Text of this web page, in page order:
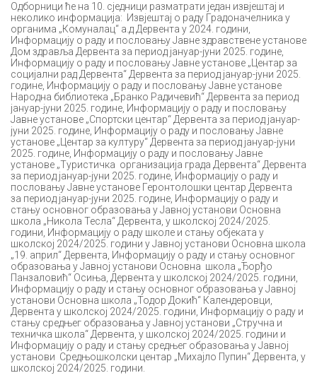
Одборници ће на 10. сједници разматрати један извјештај и
неколико информација: Извјештај о раду Градоначелника у
органима „Комуналац“ а.д Дервента у 2024. години,
Информацију о раду и пословању Јавне здравствене установе
Дом здравља Дервента за период јануар-јуни 2025. године,
Информацију о раду и пословању Јавне установе „Центар за
социјални рад Дервента“ Дервента за период јануар-јуни 2025.
године, Информацију о раду и пословању Јавне установе
Народна библиотека „Бранко Радичевић“ Дервента за период
јануар-јуни 2025. године, Информацију о раду и пословању
Јавне установе „Спортски центар“ Дервента за период јануар-
јуни 2025. године, Информацију о раду и пословању Јавне
установе „Центар за културу“ Дервента за период јануар-јуни
2025. године, Информацију о раду и пословању Јавне
установе „Туристичка организација града Дервента“ Дервента
за период јануар-јуни 2025. године, Информацију о раду и
пословању Јавне установе Геронтолошки центар Дервента
за период јануар-јуни 2025. године, Информацију о раду и
стању основног образовања у Јавној установи Основна
школа „Никола Тесла“ Дервента, у школској 2024/2025.
години, Информацију о раду школе и стању објеката у
школској 2024/2025. години у Јавној установи Основна школа
„19. април“ Дервента, Информацију о раду и стању основног
образовања у Јавној установи Основна школа „Ђорђо
Панзаловић“ Осиња, Дервента у школској 2024/2025. години,
Информацију о раду и стању основног образовања у Јавној
установи Основна школа „Тодор Докић“ Календеровци,
Дервента у школској 2024/2025. години, Информацију о раду и
стању средњег образовања у Јавној установи „Стручна и
техничка школа“ Дервента, у школској 2024/2025. години и
Информацију о раду и стању средњег образовања у Јавној
установи Средњошколски центар „Михајло Пупин“ Дервента, у
школској 2024/2025. години.